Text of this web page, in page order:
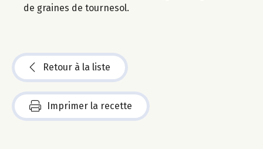
de graines de tournesol.
Retour à la liste
Imprimer la recette